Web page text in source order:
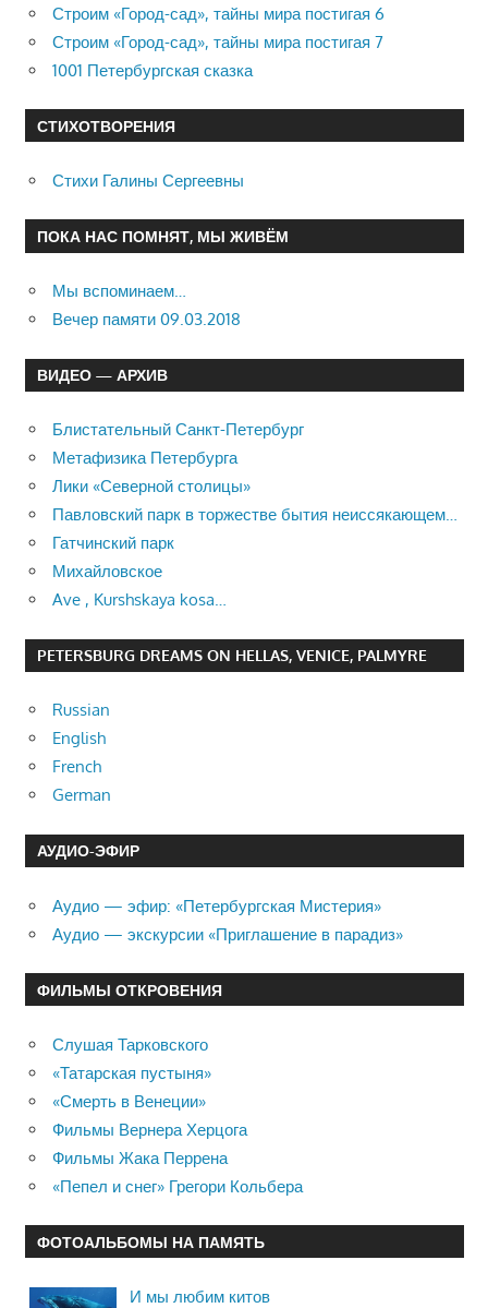
Строим «Город-сад», тайны мира постигая 6
Строим «Город-сад», тайны мира постигая 7
1001 Петербургская сказка
СТИХОТВОРЕНИЯ
Стихи Галины Сергеевны
ПОКА НАС ПОМНЯТ, МЫ ЖИВЁМ
Мы вспоминаем…
Вечер памяти 09.03.2018
ВИДЕО — АРХИВ
Блистательный Санкт-Петербург
Метафизика Петербурга
Лики «Северной столицы»
Павловский парк в торжестве бытия неиссякающем…
Гатчинский парк
Михайловское
Ave , Kurshskaya kosa…
PETERSBURG DREAMS ON HELLAS, VENICE, PALMYRE
Russian
English
French
German
АУДИО-ЭФИР
Аудио — эфир: «Петербургская Мистерия»
Аудио — экскурсии «Приглашение в парадиз»
ФИЛЬМЫ ОТКРОВЕНИЯ
Слушая Тарковского
«Татарская пустыня»
«Смерть в Венеции»
Фильмы Вернера Херцога
Фильмы Жака Перрена
«Пепел и снег» Грегори Кольбера
ФОТОАЛЬБОМЫ НА ПАМЯТЬ
И мы любим китов